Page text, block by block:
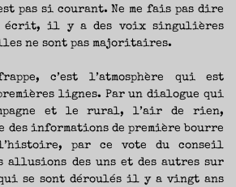
pas si courant. Ne me fais pas dire
écrit, il y a des voix singulières
ne sont pas majoritaires.
c’est l’atmosphère qui est
lignes. Par un dialogue qui
et le rural, l’air de rien,
informations de première bourre
par ce vote du conseil
allusions des uns et des autres sur
qui se sont déroulés il y a vingt ans